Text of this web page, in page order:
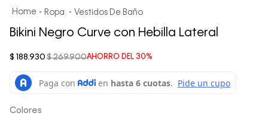
Ropa Vestidos De Baño
Bikini Negro Curve con Hebilla Lateral
AHORRO DEL 30%
$ 269.900
$ 188.930
Colores